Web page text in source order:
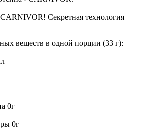
Секретная технология
веществ в одной порции (33 г):
0г
0г